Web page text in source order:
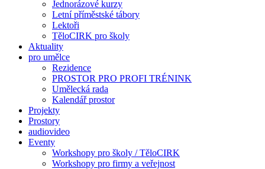
Jednorázové kurzy
Letní příměstské tábory
Lektoři
TěloCIRK pro školy
Aktuality
pro umělce
Rezidence
PROSTOR PRO PROFI TRÉNINK
Umělecká rada
Kalendář prostor
Projekty
Prostory
audiovideo
Eventy
Workshopy pro školy / TěloCIRK
Workshopy pro firmy a veřejnost